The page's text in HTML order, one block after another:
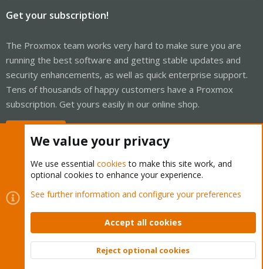
Get your subscription!
The Proxmox team works very hard to make sure you are
running the best software and getting stable updates and
security enhancements, as well as quick enterprise support.
Tens of thousands of happy customers have a Proxmox
subscription. Get yours easily in our online shop.
Cookies
Proxmox Support Forum - Light Mode
Contact us
Terms and rules Privacy policy Help Home
Community platform by XenForo © 2010-2026 XenForo Ltd.
Top
We value your privacy
We use essential cookies to make this site work, and
optional cookies to enhance your experience.
See further information and configure your preferences
Accept all cookies
Reject optional cookies